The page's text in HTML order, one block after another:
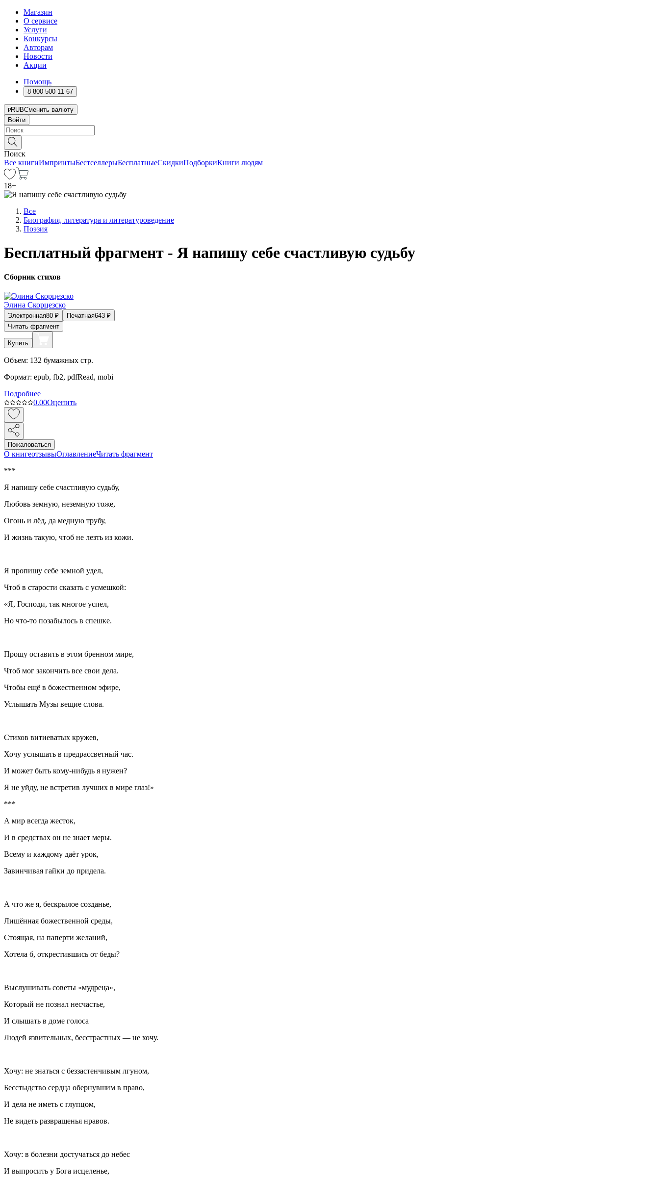
Магазин
О сервисе
Услуги
Конкурсы
Авторам
Новости
Акции
Помощь
8 800 500 11 67
RUBСменить валюту
Войти
Поиск
Все книгиИмпринтыБестселлерыБесплатныеСкидкиПодборкиКниги людям
18+
Все
Биография, литература и литературоведение
Поэзия
Бесплатный фрагмент - Я напишу себе счастливую судьбу
Сборник стихов
Элина Скорцезско
Электронная80 ₽ Печатная643 ₽
Читать фрагмент
Купить
Объем: 132 бумажных стр.
Формат: epub, fb2, pdfRead, mobi
Подробнее
0.00Оценить
Пожаловаться
О книгеотзывыОглавлениеЧитать фрагмент
***
Я напишу себе счастливую судьбу,
Любовь земную, неземную тоже,
Огонь и лёд, да медную трубу,
И жизнь такую, чтоб не лезть из кожи.
Я пропишу себе земной удел,
Чтоб в старости сказать с усмешкой:
«Я, Господи, так многое успел,
Но что-то позабылось в спешке.
Прошу оставить в этом бренном мире,
Чтоб мог закончить все свои дела.
Чтобы ещё в божественном эфире,
Услышать Музы вещие слова.
Стихов витиеватых кружев,
Хочу услышать в предрассветный час.
И может быть кому-нибудь я нужен?
Я не уйду, не встретив лучших в мире глаз!»
***
А мир всегда жесток,
И в средствах он не знает меры.
Всему и каждому даёт урок,
Завинчивая гайки до придела.
А что же я, бескрылое созданье,
Лишённая божественной среды,
Стоящая, на паперти желаний,
Хотела б, открестившись от беды?
Выслушивать советы «мудреца»,
Который не познал несчастье,
И слышать в доме голоса
Людей язвительных, бесстрастных — не хочу.
Хочу: не знаться с беззастенчивым лгуном,
Бесстыдство сердца обернувшим в право,
И дела не иметь с глупцом,
Не видеть развращенья нравов.
Хочу: в болезни достучаться до небес
И выпросить у Бога исцеленье,